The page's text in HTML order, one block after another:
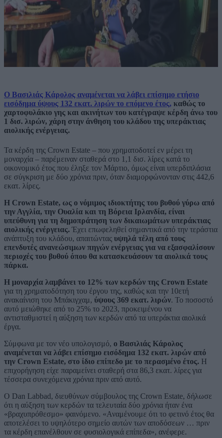
Ο Βασιλιάς Κάρολος αναμένεται να λάβει επίσημο ετήσιο
εισόδημα ύψους 132 εκατ. λιρών το επόμενο έτος, καθώς το
χαρτοφυλάκιο γης και ακινήτων του κατέγραψε κέρδη άνω του
1 δισ. λιρών, χάρη στην άνθηση του κλάδου της υπεράκτιας
αιολικής ενέργειας.
Τα κέρδη της Crown Estate – που χρηματοδοτεί εν μέρει τη
μοναρχία – παρέμειναν σταθερά στο 1,1 δισ. λίρες κατά το
οικονομικό έτος που έληξε τον Μάρτιο, όμως είναι υπερδιπλάσια
σε σύγκριση με δύο χρόνια πριν, όταν διαμορφώνονταν στις 442,6
εκατ. λίρες.
Η Crown Estate, ως ο νόμιμος ιδιοκτήτης του βυθού γύρω από
την Αγγλία, την Ουαλία και τη Βόρεια Ιρλανδία, είναι
υπεύθυνη για τη δημοπράτηση των δικαιωμάτων υπεράκτιας
αιολικής ενέργειας. Έχει επωφεληθεί σημαντικά από την τεράστια
ανάπτυξη του κλάδου, απαιτώντας υψηλά τέλη από τους
επενδυτές ανανεώσιμων πηγών ενέργειας για να εξασφαλίσουν
περιοχές του βυθού όπου θα κατασκευάσουν τα αιολικά τους
πάρκα.
Η μοναρχία λαμβάνει το 12% των κερδών της Crown Estate
για τη χρηματοδότηση του έργου της, καθώς και την 10ετή
ανακαίνιση του Μπάκιγχαμ, ύψους 369 εκατ. λιρών. Το ποσοστό
αυτό μειώθηκε από το 25% το 2023, προκειμένου να
αντισταθμιστεί η αύξηση των κερδών από τα υπεράκτια αιολικά
έργα.
Σύμφωνα με τον νέο υπολογισμό, ο Βασιλιάς Κάρολος
αναμένεται να λάβει επίσημο εισόδημα 132 εκατ. λιρών από
την Crown Estate, στο ίδιο επίπεδο με το περασμένο έτος. Η
επιχορήγηση είχε παραμείνει σταθερή στα 86,3 εκατ. λίρες για
τέσσερα συνεχόμενα χρόνια πριν από αυτό.
Ο Dan Labbad, διευθύνων σύμβουλος της Crown Estate, δήλωσε
ότι η αύξηση των κερδών τα τελευταία δύο χρόνια ήταν ένα
«βραχυπρόθεσμο» φαινόμενο. «Αναμένουμε ότι το φετινό έτος θα
αποτελέσει το υψηλότερο σημείο αυτών των αποδόσεων … πριν
τα κέρδη επανέλθουν σε φυσιολογικά επίπεδα», ανέφερε.